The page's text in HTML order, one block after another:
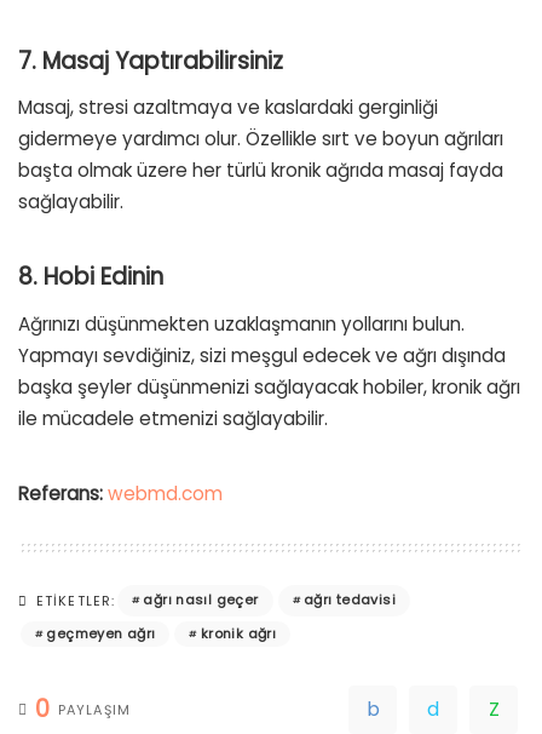
7. Masaj Yaptırabilirsiniz
Masaj, stresi azaltmaya ve kaslardaki gerginliği
gidermeye yardımcı olur. Özellikle sırt ve boyun ağrıları
başta olmak üzere her türlü kronik ağrıda masaj fayda
sağlayabilir.
8. Hobi Edinin
Ağrınızı düşünmekten uzaklaşmanın yollarını bulun.
Yapmayı sevdiğiniz, sizi meşgul edecek ve ağrı dışında
başka şeyler düşünmenizi sağlayacak hobiler, kronik ağrı
ile mücadele etmenizi sağlayabilir.
Referans:webmd.com
ETIKETLER: ağrı nasıl geçer
ağrı tedavisi
geçmeyen ağrı
kronik ağrı
0 PAYLAŞIM